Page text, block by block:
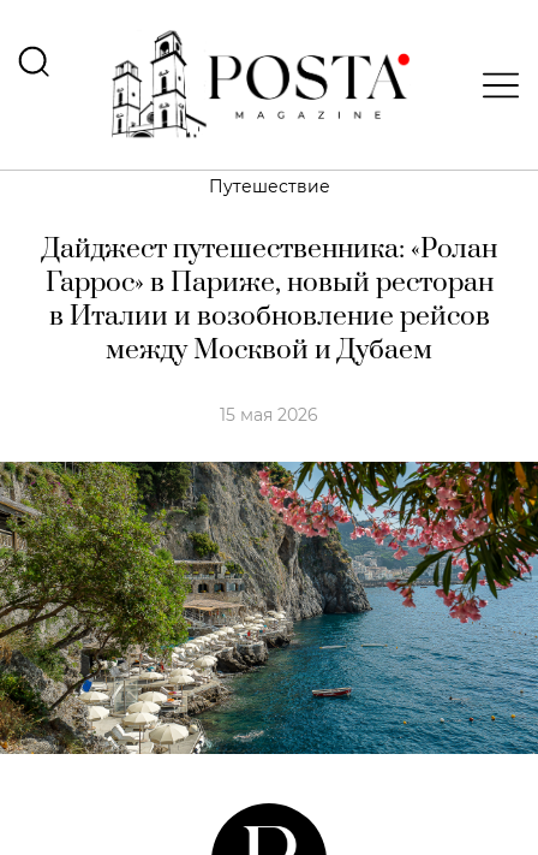
Путешествие
Дайджест путешественника: «Ролан
Гаррос» в Париже, новый ресторан
в Италии и возобновление рейсов
между Москвой и Дубаем
15 мая 2026